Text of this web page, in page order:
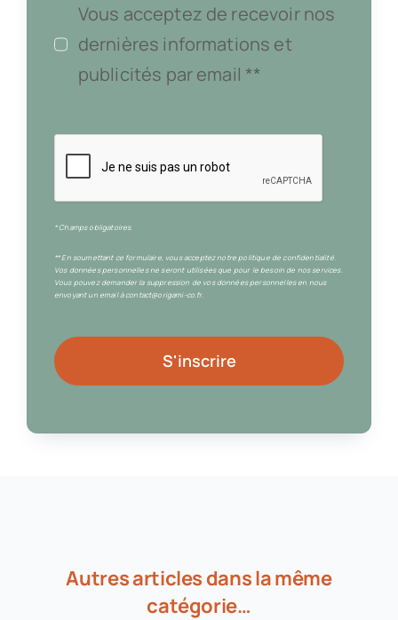
Vous acceptez de recevoir nos
dernières informations et
publicités par email **
* Champs obligatoires.
** En soumettant ce formulaire, vous acceptez notre politique de confidentialité.
Vos données personnelles ne seront utilisées que pour le besoin de nos services.
Vous pouvez demander la suppression de vos données personnelles en nous
envoyant un email à contact@origami-co.fr.
S'inscrire
Autres articles dans la même
catégorie…